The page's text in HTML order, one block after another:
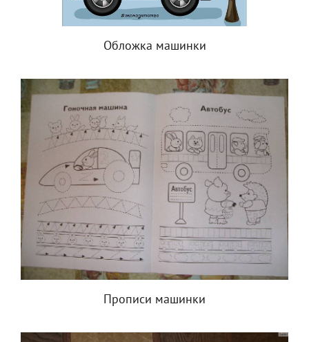
Обложка машинки
Прописи машинки